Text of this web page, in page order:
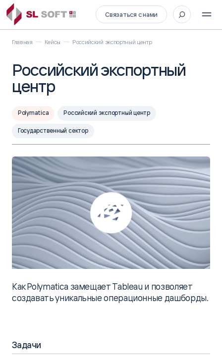
Связаться с нами
Главная Кейсы Российский экспортный центр
Российский экспортный
центр
Polymatica Российский экспортный центр
Государственный сектор
Как Polymatica замещает Tableau и позволяет
создавать уникальные операционные дашборды.
Задачи